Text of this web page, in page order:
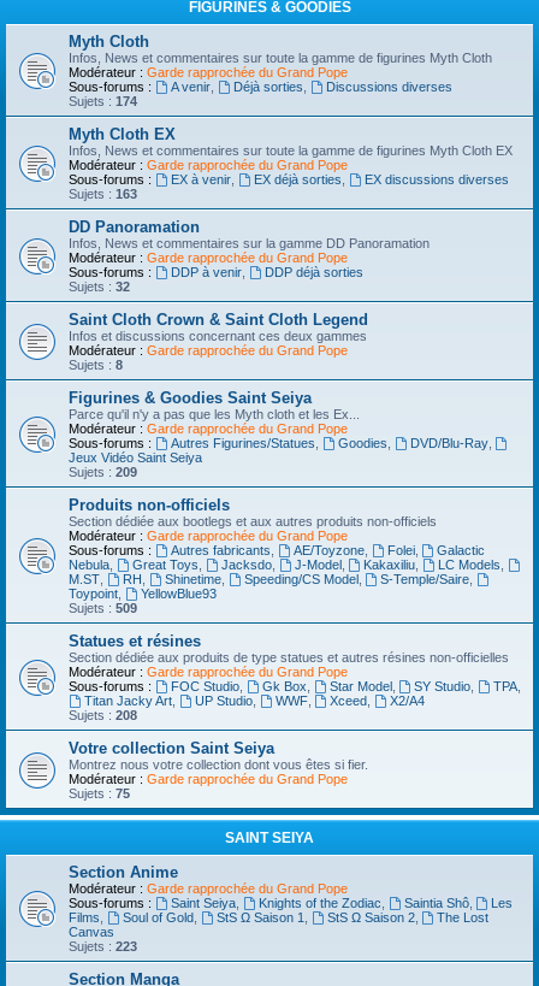
FIGURINES & GOODIES
Myth Cloth
Infos, News et commentaires sur toute la gamme de figurines Myth Cloth
Modérateur : Garde rapprochée du Grand Pope
Sous-forums :
A venir, Déjà sorties
Discussions diverses
Sujets : 174
Myth Cloth EX
Infos, News et commentaires sur toute la gamme de figurines Myth Cloth EX
Modérateur : Garde rapprochée du Grand Pope
Sous-forums :
EX à venir, EX déjà sorties
EX discussions diverses
Sujets : 163
DD Panoramation
Infos, News et commentaires sur la gamme DD Panoramation
Modérateur : Garde rapprochée du Grand Pope
Sous-forums :
DDP à venir,
DDP déjà sorties
Sujets : 32
Saint Cloth Crown & Saint Cloth Legend
Infos et discussions concernant ces deux gammes
Modérateur : Garde rapprochée du Grand Pope
Sujets : 8
Figurines & Goodies Saint Seiya
Parce qu'il n'y a pas que les Myth cloth et les Ex...
Modérateur : Garde rapprochée du Grand Pope
Sous-forums :
Autres Figurines/Statues Goodies DVD/Blu-Ray,
Jeux Vidéo Saint Seiya
Sujets : 209
Produits non-officiels
Section dédiée aux bootlegs et aux autres produits non-officiels
Modérateur : Garde rapprochée du Grand Pope
Sous-forums :
Autres fabricants AE/Toyzone, Folei,
Galactic
Nebula
Great Toys Jacksdo, J-Model, Kakaxiliu LC Models
M.ST
RH Shinetime, Speeding/CS Model, S-Temple/Saire
Toypoint
YellowBlue93
Sujets : 509
Statues et résines
Section dédiée aux produits de type statues et autres résines non-officielles
Modérateur : Garde rapprochée du Grand Pope
Sous-forums :
FOC Studio, Gk Box Star Model, SY Studio TPA
Titan Jacky Art, UP Studio, WWF, Xceed
X2/A4
Sujets : 208
Votre collection Saint Seiya
Montrez nous votre collection dont vous êtes si fier.
Modérateur : Garde rapprochée du Grand Pope
Sujets : 75
SAINT SEIYA
Section Anime
Modérateur : Garde rapprochée du Grand Pope
Sous-forums :
Saint Seiya, Knights of the Zodiac Saintia Shô,
Les
Films
Soul of Gold, StS Ω Saison 1 StS Ω Saison 2,
The Lost
Canvas
Sujets : 223
Section Manga